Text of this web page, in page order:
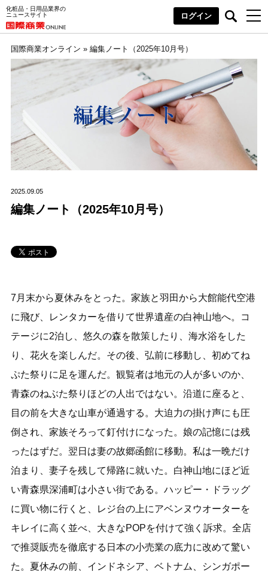
化粧品・日用品業界の
ニュースサイト
ログイン
国際商業オンライン » 編集ノート（2025年10月号）
2025.09.05
編集ノート（2025年10月号）
7月末から夏休みをとった。家族と羽田から大館能代空港
に飛び、レンタカーを借りて世界遺産の白神山地へ。コ
テージに2泊し、悠久の森を散策したり、海水浴をした
り、花火を楽しんだ。その後、弘前に移動し、初めてね
ぷた祭りに足を運んだ。観覧者は地元の人が多いのか、
青森のねぶた祭りほどの人出ではない。沿道に座ると、
目の前を大きな山車が通過する。大迫力の掛け声にも圧
倒され、家族そろって釘付けになった。娘の記憶には残
ったはずだ。翌日は妻の故郷函館に移動。私は一晩だけ
泊まり、妻子を残して帰路に就いた。白神山地にほど近
い青森県深浦町は小さい街である。ハッピー・ドラッグ
に買い物に行くと、レジ台の上にアベンヌウオーターを
キレイに高く並べ、大きなPOPを付けて強く訴求。全店
で推奨販売を徹底する日本の小売業の底力に改めて驚い
た。夏休みの前、インドネシア、ベトナム、シンガポー